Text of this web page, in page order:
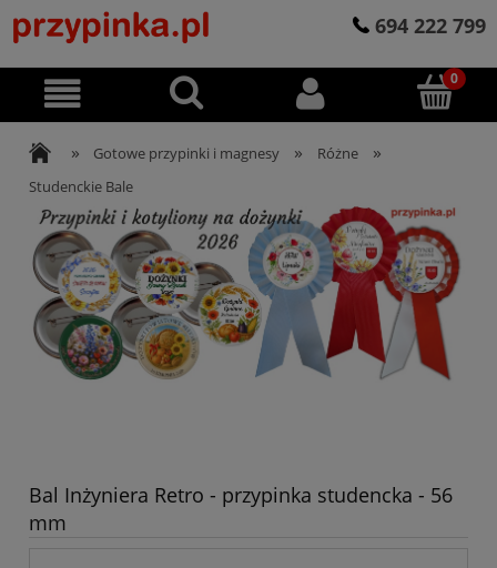
694 222 799
» Gotowe przypinki i magnesy » Różne »
Studenckie Bale
Bal Inżyniera Retro - przypinka studencka - 56
mm